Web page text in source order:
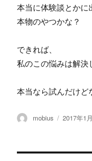
本当に体験談とかに
本物のやつかな？
できれば、
私のこの悩みは解決
本当なら試んだけど
投
mobius
投
2017年1